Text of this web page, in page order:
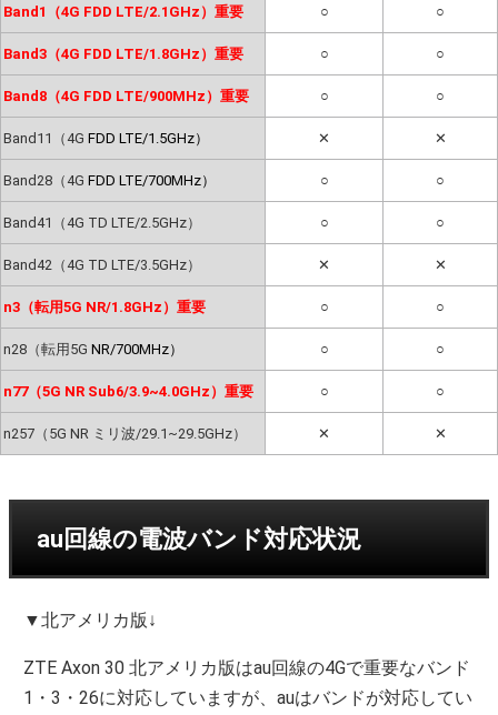
Band1（4G FDD LTE/2.1GHz）重要 ○ ○
Band3（4G FDD LTE/1.8GHz）重要 ○ ○
Band8（4G FDD LTE/900MHz）重要 ○ ○
Band11（4G FDD LTE/1.5GHz） ✕ ✕
Band28（4G FDD LTE/700MHz） ○ ○
Band41（4G TD LTE/2.5GHz） ○ ○
Band42（4G TD LTE/3.5GHz） ✕ ✕
n3（転用5G NR/1.8GHz）重要 ○ ○
n28（転用5G NR/700MHz） ○ ○
n77（5G NR Sub6/3.9~4.0GHz）重要 ○ ○
n257（5G NR ミリ波/29.1~29.5GHz） ✕ ✕
au回線の電波バンド対応状況
▼北アメリカ版↓
ZTE Axon 30 北アメリカ版はau回線の4Gで重要なバンド
1・3・26に対応していますが、auはバンドが対応してい